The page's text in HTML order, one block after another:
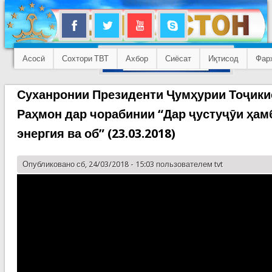
Асосӣ Сохтори ТВТ Ахбор Сиёсат Иқтисод
Суханронии Президенти Ҷумҳурии
Раҳмон дар чорабинии “Дар ҷустуҷӯи
энергия ва об” (23.03.2018)
Опубликовано сб, 24/03/2018 - 15:03 пользователем tvt